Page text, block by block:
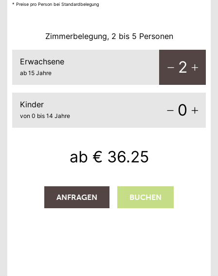
* Preise pro Person bei Standardbelegung
Zimmerbelegung, 2 bis 5 Personen
Erwachsene
ab 15 Jahre 2
Kinder
von 0 bis 14 Jahre 0
ab € 36.25
ANFRAGEN BUCHEN